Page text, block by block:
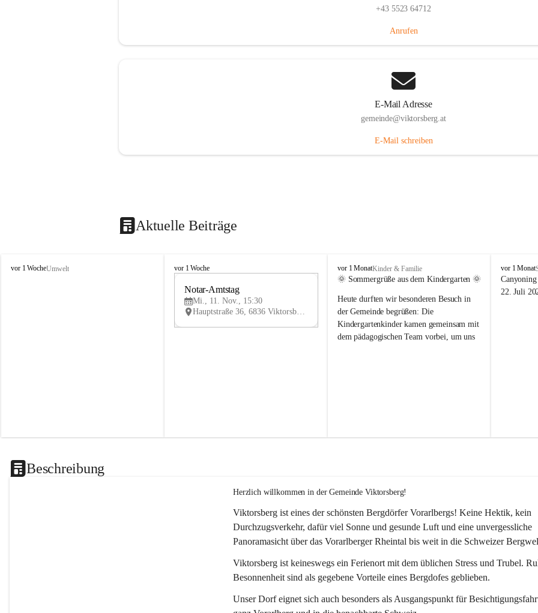
+43 5523 64712
Anrufen
E-Mail Adresse
gemeinde@viktorsberg.at
E-Mail schreiben
Aktuelle Beiträge
V
vor 1 WocheUmwelt
V
vor 1 Woche
V
Notar-Amtstag
Mi., 11. Nov., 15:30
Hauptstraße 36, 6836 Viktorsberg, AUT
V
i
t
o
r
s
vor 1 MonatKinder & Familie
🌞 Sommergrüße aus dem Kindergarten 🌞
Heute durften wir besonderen Besuch in
der Gemeinde begrüßen: Die
Kindergartenkinder kamen gemeinsam mit
dem pädagogischen Team vorbei, um uns
V
i
k
vor 1 Monat
22. Juli
Beschreibung
Herzlich willkommen in der Gemeinde Viktorsberg!
Viktorsberg ist eines der schönsten Bergdörfer Vorarlbergs! Keine Hektik, kein
Durchzugsverkehr, dafür viel Sonne und gesunde Luft und eine unvergessliche
Panoramasicht über das Vorarlberger Rheintal bis weit in die Schweizer
Viktorsberg ist keineswegs ein Ferienort mit dem üblichen Stress und Trubel.
Besonnenheit sind als gegebene Vorteile eines Bergdofes geblieben.
Unser Dorf eignet sich auch besonders als Ausgangspunkt für